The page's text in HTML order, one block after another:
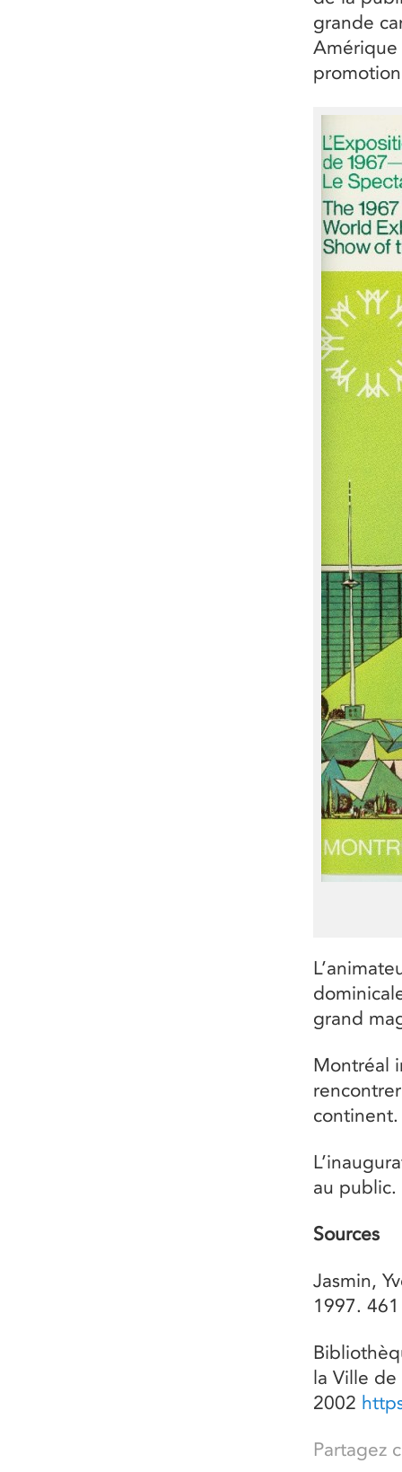
grande
Amérique
grand
Montréal
continent.
au public.
Sources
Jasmin,
1997.
la Ville
2002
Partagez